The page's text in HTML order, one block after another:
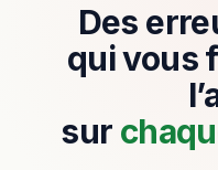
Des
qui vous
sur